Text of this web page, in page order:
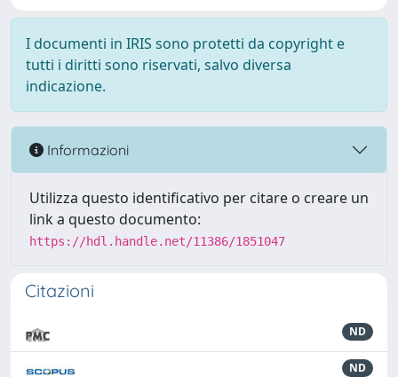
I documenti in IRIS sono protetti da copyright e
tutti i diritti sono riservati, salvo diversa
indicazione.
Informazioni
Utilizza questo identificativo per citare o creare un
link a questo documento:
https://hdl.handle.net/11386/1851047
Citazioni
ND
ND